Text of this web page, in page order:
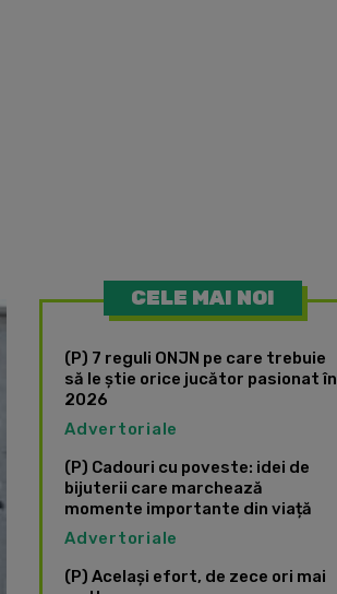
CELE MAI NOI
(P) 7 reguli ONJN pe care trebuie
să le știe orice jucător pasionat în
2026
Advertoriale
(P) Cadouri cu poveste: idei de
bijuterii care marchează
momente importante din viață
Advertoriale
(P) Același efort, de zece ori mai